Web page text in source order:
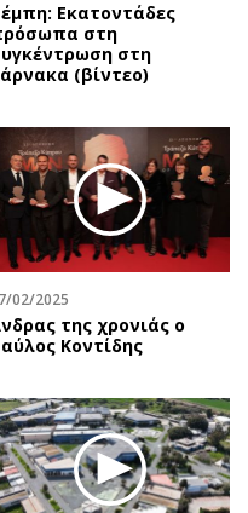
Εκατοντάδες
στη
στη
(βίντεο)
02/2025
της χρονιάς ο
Κοντίδης